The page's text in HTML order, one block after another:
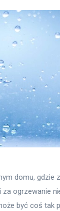
domu, gdzie
ogrzewanie
być coś tak